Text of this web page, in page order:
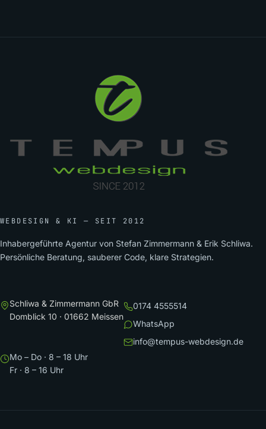
WEBDESIGN & KI — SEIT 2012
Inhabergeführte Agentur von Stefan Zimmermann & Erik Schliwa.
Persönliche Beratung, sauberer Code, klare Strategien.
Schliwa & Zimmermann GbR
Domblick 10 · 01662 Meissen
0174 4555514
WhatsApp
info@tempus-webdesign.de
Mo – Do · 8 – 18 Uhr
Fr · 8 – 16 Uhr